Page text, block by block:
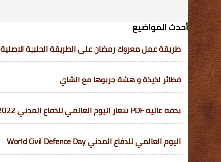
أحدث المواضيع
طريقة عمل معروك رمضان على الطريقة الحلبية الاصلية
فطائر لذيذة و هشة جربوها مع الشاي
بدقة عالية PDF شعار اليوم العالمي للدفاع المدني 2022-1443 في السعودية
اليوم العالمي للدفاع المدني World Civil Defence Day